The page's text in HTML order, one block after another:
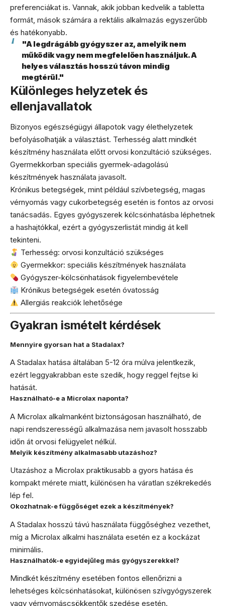
preferenciákat is. Vannak, akik jobban kedvelik a tabletta
formát, mások számára a rektális alkalmazás egyszerűbb
és hatékonyabb.
"A legdrágább gyógyszer az, amelyik nem
működik vagy nem megfelelően használjuk. A
helyes választás hosszú távon mindig
megtérül."
Különleges helyzetek és
ellenjavallatok
Bizonyos egészségügyi állapotok vagy élethelyzetek
befolyásolhatják a választást. Terhesség alatt mindkét
készítmény használata előtt orvosi konzultáció szükséges.
Gyermekkorban speciális gyermek-adagolású
készítmények használata javasolt.
Krónikus betegségek, mint például szívbetegség, magas
vérnyomás vagy cukorbetegség esetén is fontos az orvosi
tanácsadás. Egyes gyógyszerek kölcsönhatásba léphetnek
a hashajtókkal, ezért a gyógyszerlistát mindig át kell
tekinteni.
Terhesség: orvosi konzultáció szükséges
Gyermekkor: speciális készítmények használata
Gyógyszer-kölcsönhatások figyelembevétele
Krónikus betegségek esetén óvatosság
Allergiás reakciók lehetősége
Gyakran ismételt kérdések
Mennyire gyorsan hat a Stadalax?
A Stadalax hatása általában 5-12 óra múlva jelentkezik,
ezért leggyakrabban este szedik, hogy reggel fejtse ki
hatását.
Használható-e a Microlax naponta?
A Microlax alkalmanként biztonságosan használható, de
napi rendszerességű alkalmazása nem javasolt hosszabb
időn át orvosi felügyelet nélkül.
Melyik készítmény alkalmasabb utazáshoz?
Utazáshoz a Microlax praktikusabb a gyors hatása és
kompakt mérete miatt, különösen ha váratlan székrekedés
lép fel.
Okozhatnak-e függőséget ezek a készítmények?
A Stadalax hosszú távú használata függőséghez vezethet,
míg a Microlax alkalmi használata esetén ez a kockázat
minimális.
Használhatók-e egyidejűleg más gyógyszerekkel?
Mindkét készítmény esetében fontos ellenőrizni a
lehetséges kölcsönhatásokat, különösen szívgyógyszerek
vagy vérnyomáscsökkentők szedése esetén.